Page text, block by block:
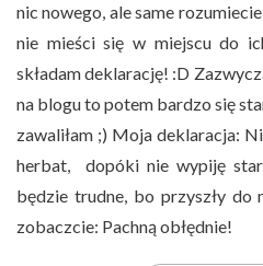
nic nowego, ale same
nie mieści się w miejscu do
składam deklarację! :D
na blogu to potem bardzo się
zawaliłam ;) Moja deklaracja:
herbat, dopóki nie wypiję
będzie trudne, bo przyszły do
zobaczcie: Pachną obłędnie!